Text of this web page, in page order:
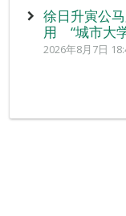
徐日升寅公
用 “城市大
2026年8月7日